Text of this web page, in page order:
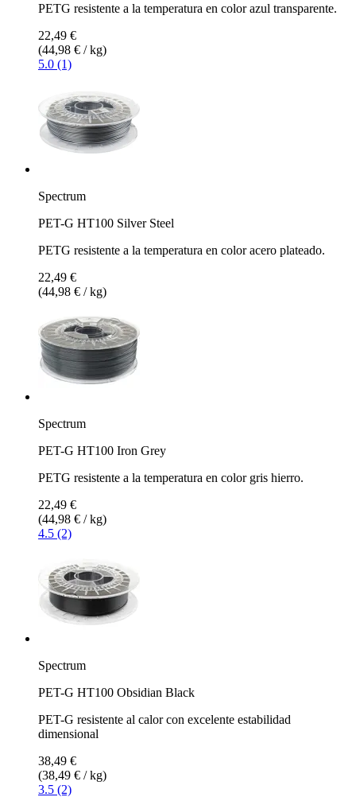
PETG resistente a la temperatura en color azul transparente.
22,49 €
(44,98 € / kg)
5.0 (1)
Spectrum
PET-G HT100 Silver Steel
PETG resistente a la temperatura en color acero plateado.
22,49 €
(44,98 € / kg)
Spectrum
PET-G HT100 Iron Grey
PETG resistente a la temperatura en color gris hierro.
22,49 €
(44,98 € / kg)
4.5 (2)
Spectrum
PET-G HT100 Obsidian Black
PET-G resistente al calor con excelente estabilidad
dimensional
38,49 €
(38,49 € / kg)
3.5 (2)